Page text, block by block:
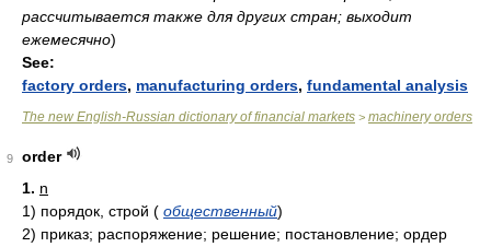
рассчитывается также для других стран; выходит
ежемесячно)
See:
factory orders, manufacturing orders, fundamental analysis
The new English-Russian dictionary of financial markets > machinery orders
9
order
1. n
1) порядок, строй ( общественный)
2) приказ; распоряжение; решение; постановление; ордер